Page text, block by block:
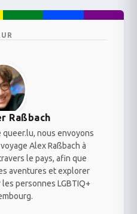
Raßbach
nous envoyons
Alex Raßbach à
le pays, afin que
aventures et explorer
personnes LGBTIQ+